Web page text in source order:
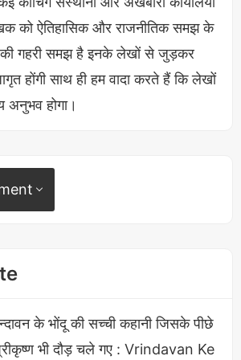
है तो आइए चर्चा हैं इससे संबंधित मुख्य
भर्ती में कुल पदों की संख्या
गढ़वाल और कुमाऊं के लिए नम्बर आफ
को ऐतिहासिक और राजनीतिक समझ के
की गहरी समझ है इनके लेखों से जुड़कर
होंगी साथ ही हम वादा करते हैं कि लेखों
अनुभव होगा।
के भोंदू की सच्ची कहानी जिसके पीछे
भी दौड़ चले गए : Vrindavan Ke